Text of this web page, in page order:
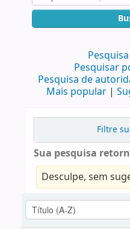
Pesquisar
Pesquisa de
Mais popular
Filtre
Sua pesquisa
Desculpe, sem